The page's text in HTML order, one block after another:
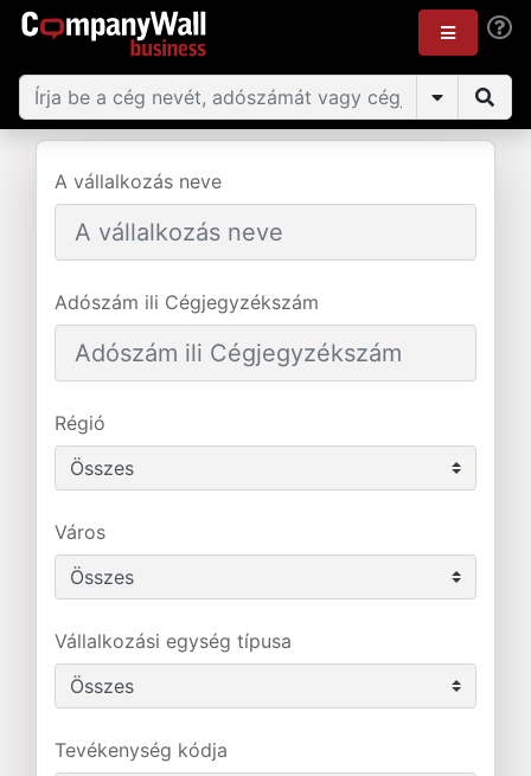
A vállalkozás neve
Adószám ili Cégjegyzékszám
Régió
Város
Vállalkozási egység típusa
Tevékenység kódja